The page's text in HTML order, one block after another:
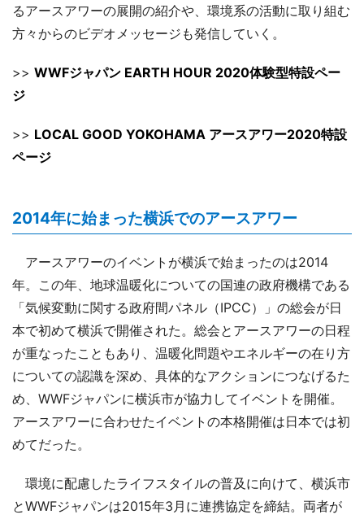
るアースアワーの展開の紹介や、環境系の活動に取り組む
方々からのビデオメッセージも発信していく。
>> WWFジャパン EARTH HOUR 2020体験型特設ペー
ジ
>> LOCAL GOOD YOKOHAMA アースアワー2020特設
ページ
2014年に始まった横浜でのアースアワー
アースアワーのイベントが横浜で始まったのは2014
年。この年、地球温暖化についての国連の政府機構である
「気候変動に関する政府間パネル（IPCC）」の総会が日
本で初めて横浜で開催された。総会とアースアワーの日程
が重なったこともあり、温暖化問題やエネルギーの在り方
についての認識を深め、具体的なアクションにつなげるた
め、WWFジャパンに横浜市が協力してイベントを開催。
アースアワーに合わせたイベントの本格開催は日本では初
めてだった。
環境に配慮したライフスタイルの普及に向けて、横浜市
とWWFジャパンは2015年3月に連携協定を締結。両者が